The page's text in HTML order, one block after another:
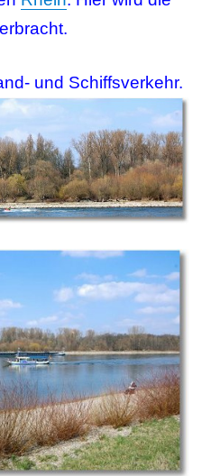
und Schiffsverkehr.